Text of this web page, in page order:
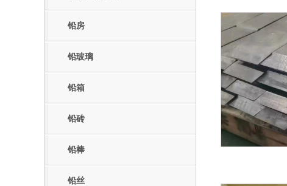
铅房
铅玻璃
铅箱
铅砖
铅棒
铅丝